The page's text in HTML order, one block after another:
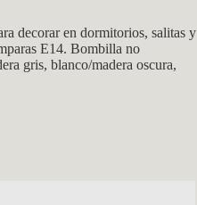
decorar en dormitorios, salitas y
E14. Bombilla no
gris, blanco/madera oscura,